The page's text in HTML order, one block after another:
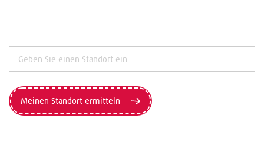
Meinen Standort ermitteln